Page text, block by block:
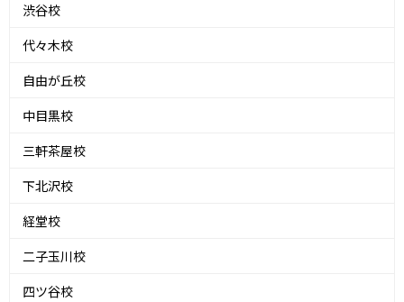
渋谷校
代々木校
自由が丘校
中目黒校
三軒茶屋校
下北沢校
経堂校
二子玉川校
四ツ谷校